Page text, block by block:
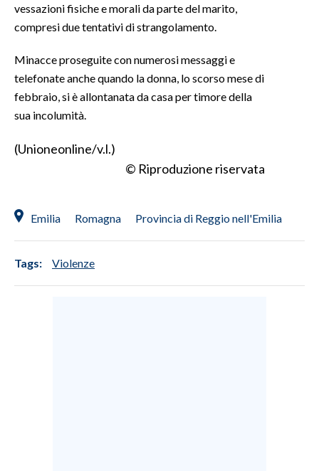
NECROLOGI
SPIAGGE
vessazioni fisiche e morali da parte del marito,
compresi due tentativi di strangolamento.
Minacce proseguite con numerosi messaggi e
telefonate anche quando la donna, lo scorso mese di
febbraio, si è allontanata da casa per timore della
sua incolumità.
(Unioneonline/v.l.)
© Riproduzione riservata
Emilia Romagna Provincia di Reggio nell'Emilia
Tags: Violenze